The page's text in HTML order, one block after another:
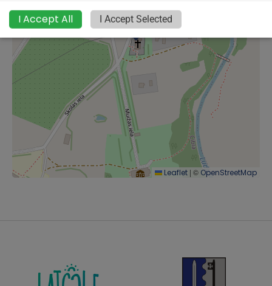
Leaflet | © OpenStreetMap
I Accept All I Accept Selected